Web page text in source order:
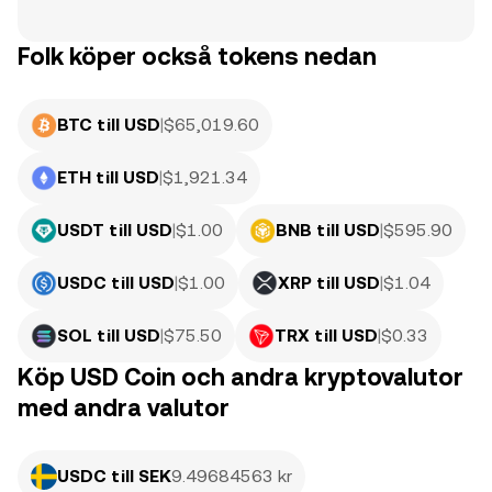
Folk köper också tokens nedan
BTC till USD|$65,019.60
ETH till USD|$1,921.34
USDT till USD|$1.00 BNB till USD|$595.90
USDC till USD|$1.00 XRP till USD|$1.04
SOL till USD|$75.50 TRX till USD|$0.33
Köp USD Coin och andra kryptovalutor
med andra valutor
USDC till SEK9.49684563 kr